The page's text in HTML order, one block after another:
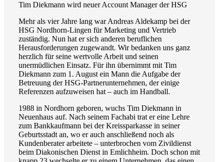
Tim Diekmann wird neuer Account Manager der HSG
Mehr als vier Jahre lang war Andreas Aldekamp bei der
HSG Nordhorn-Lingen für Marketing und Vertrieb
zuständig. Nun hat er sich anderen beruflichen
Herausforderungen zugewandt. Wir bedanken uns ganz
herzlich für seine wertvolle Arbeit und seinen
unermüdlichen Einsatz. Für ihn übernimmt mit Tim
Diekmann zum 1. August ein Mann die Aufgabe der
Betreuung der HSG-Partnerunternehmen, der einige
Referenzen aufzuweisen hat – auch im Handball.
1988 in Nordhorn geboren, wuchs Tim Diekmann in
Neuenhaus auf. Nach seinem Fachabi trat er eine Lehre
zum Bankkaufmann bei der Kreissparkasse in seiner
Geburtsstadt an, wo er auch anschließend noch als
Kundenberater arbeitete – unterbrochen vom Zivildienst
beim Diakonischen Dienst in Emlichheim. Doch schon mit